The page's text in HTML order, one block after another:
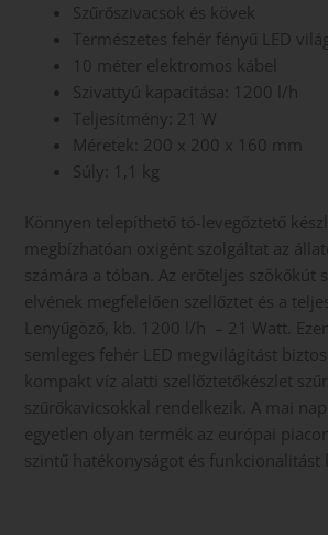
Szűrőszivacsok és kövek
Természetes fehér fényű LED
10 méter elektromos kábel
Szivattyú kapacitása: 1200 l/h
Teljesítmény: 21 W
Méretek: 200 x 200 x 160 mm
Súly: 1,1 kg
Könnyen telepíthető tó-levegőztető
megbízhatóan oxigént szolgáltat az
számára a tóban. Az erőteljes szökőkút
elvének megfelelően szellőztet és a
Lenyűgöző, kb. 1200 l/h – 21 Watt.
semleges fehér LED megvilágítást
kompakt víz alatti szellőztetőkészlet
szűrőkavicsokkal rendelkezik. A mai
egyetlen olyan termék az európai
szintű hatékonyságot és funkcionalitást